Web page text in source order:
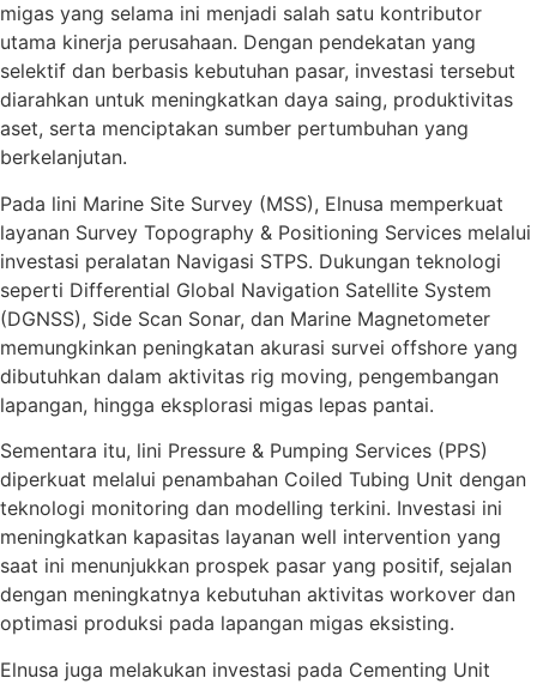
migas yang selama ini menjadi salah satu kontributor
utama kinerja perusahaan. Dengan pendekatan yang
selektif dan berbasis kebutuhan pasar, investasi tersebut
diarahkan untuk meningkatkan daya saing, produktivitas
aset, serta menciptakan sumber pertumbuhan yang
berkelanjutan.
Pada lini Marine Site Survey (MSS), Elnusa memperkuat
layanan Survey Topography & Positioning Services melalui
investasi peralatan Navigasi STPS. Dukungan teknologi
seperti Differential Global Navigation Satellite System
(DGNSS), Side Scan Sonar, dan Marine Magnetometer
memungkinkan peningkatan akurasi survei offshore yang
dibutuhkan dalam aktivitas rig moving, pengembangan
lapangan, hingga eksplorasi migas lepas pantai.
Sementara itu, lini Pressure & Pumping Services (PPS)
diperkuat melalui penambahan Coiled Tubing Unit dengan
teknologi monitoring dan modelling terkini. Investasi ini
meningkatkan kapasitas layanan well intervention yang
saat ini menunjukkan prospek pasar yang positif, sejalan
dengan meningkatnya kebutuhan aktivitas workover dan
optimasi produksi pada lapangan migas eksisting.
Elnusa juga melakukan investasi pada Cementing Unit